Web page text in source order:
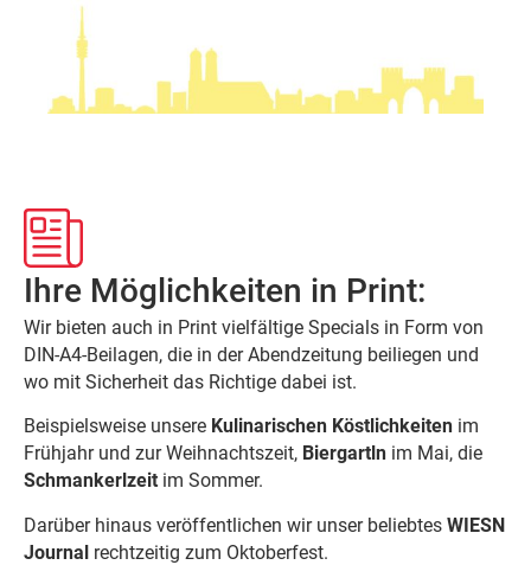
Ihre Möglichkeiten in Print:
Wir bieten auch in Print vielfältige Specials in Form von
DIN-A4-Beilagen, die in der Abendzeitung beiliegen und
wo mit Sicherheit das Richtige dabei ist.
Beispielsweise unsere Kulinarischen Köstlichkeiten im
Frühjahr und zur Weihnachtszeit, Biergartln im Mai, die
Schmankerlzeit im Sommer.
Darüber hinaus veröffentlichen wir unser beliebtesWIESN
Journal rechtzeitig zum Oktoberfest.